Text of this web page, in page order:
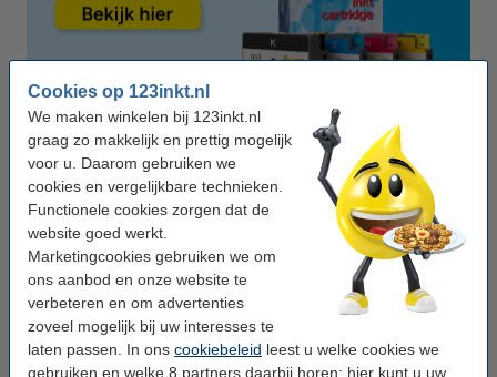
Cookies op 123inkt.nl
We maken winkelen bij 123inkt.nl
graag zo makkelijk en prettig mogelijk
voor u. Daarom gebruiken we
cookies en vergelijkbare technieken.
Functionele cookies zorgen dat de
website goed werkt.
Marketingcookies gebruiken we om
ons aanbod en onze website te
verbeteren en om advertenties
zoveel mogelijk bij uw interesses te
laten passen. In ons cookiebeleid leest u welke cookies we
gebruiken en welke 8 partners daarbij horen; hier kunt u uw